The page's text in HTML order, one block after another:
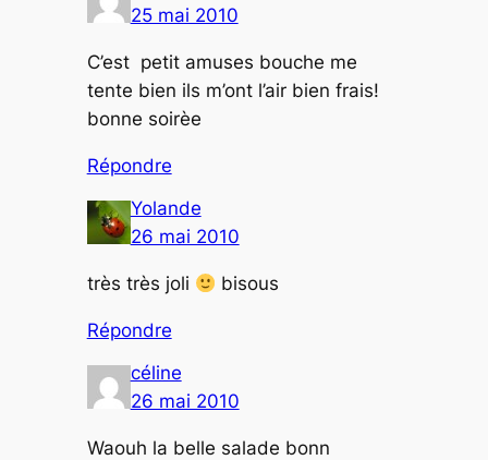
25 mai 2010
C’est petit amuses bouche me
tente bien ils m’ont l’air bien frais!
bonne soirèe
Répondre
Yolande
26 mai 2010
très très joli bisous
Répondre
céline
26 mai 2010
Waouh la belle salade bonn